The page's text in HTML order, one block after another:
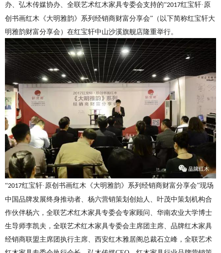
办、弘木传媒协办、全联艺术红木家具专委会支持的“2017红宝轩·原
创书画红木《大明雅韵》系列经销商财富分享会”（以下简称红宝轩大
明雅韵财富分享会）在红宝轩中山沙溪旗舰店隆重举行。
“2017红宝轩·原创书画红木《大明雅韵》系列经销商财富分享会”现场
中国品牌发展终身推动者、杨六营销策划创始人、叶茂中策划机构合
作伙伴杨六，全联艺术红木家具专委会专家顾问、华南农业大学博士
生导师李凯夫，全联艺术红木家具专委会主席团主席、品牌红木家具
经销商联盟主席团执行主席、西安红木雅居阁总裁石立峰，全联艺术